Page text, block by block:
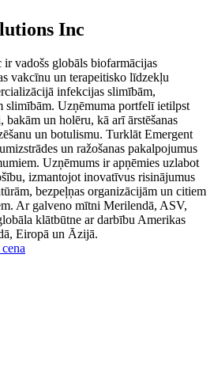
Inc
vadošs globāls biofarmācijas
vakcīnu un terapeitisko līdzekļu
infekcijas slimībām,
slimībām. Uzņēmuma portfelī ietilpst
un holēru, kā arī ārstēšanas
un botulismu. Turklāt Emergent
un ražošanas pakalpojumus
Uzņēmums ir apņēmies uzlabot
izmantojot inovatīvus risinājumus
bezpeļņas organizācijām un citiem
Ar galveno mītni Merilendā, ASV,
klātbūtne ar darbību Amerikas
Eiropā un Āzijā.